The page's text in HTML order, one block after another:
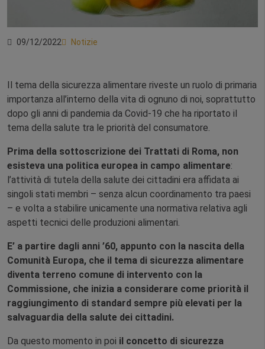
09/12/2022 Notizie
Il tema della sicurezza alimentare riveste un ruolo di primaria
importanza all’interno della vita di ognuno di noi, soprattutto
dopo gli anni di pandemia da Covid-19 che ha riportato il
tema della salute tra le priorità del consumatore.
Prima della sottoscrizione dei Trattati di Roma, non
esisteva una politica europea in campo alimentare:
l’attività di tutela della salute dei cittadini era affidata ai
singoli stati membri – senza alcun coordinamento tra paesi
– e volta a stabilire unicamente una normativa relativa agli
aspetti tecnici delle produzioni alimentari.
E’ a partire dagli anni ’60, appunto con la nascita della
Comunità Europa, che il tema di sicurezza alimentare
diventa terreno comune di intervento con la
Commissione, che inizia a considerare come priorità il
raggiungimento di standard sempre più elevati per la
salvaguardia della salute dei cittadini.
Da questo momento in poi il concetto di sicurezza